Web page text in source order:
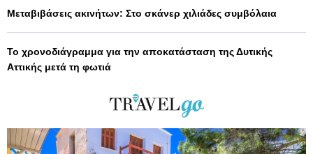
Μεταβιβάσεις ακινήτων: Στο σκάνερ χιλιάδες συμβόλαια
Το χρονοδιάγραμμα για την αποκατάσταση της Δυτικής
Αττικής μετά τη φωτιά